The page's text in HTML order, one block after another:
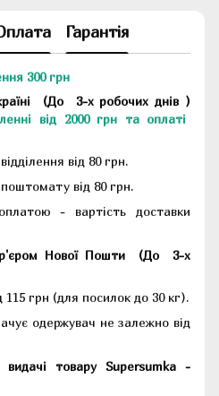
Гарантія
300 грн
(До 3-х робочих днів )
від 2000 грн та оплаті
від 80 грн.
від 80 грн.
- вартість доставки
Нової Пошти (До 3-х
115 грн (для посилок до 30 кг).
одержувач не залежно від
товару Supersumka -